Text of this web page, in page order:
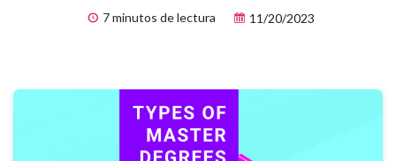
7 minutos de lectura
11/20/2023